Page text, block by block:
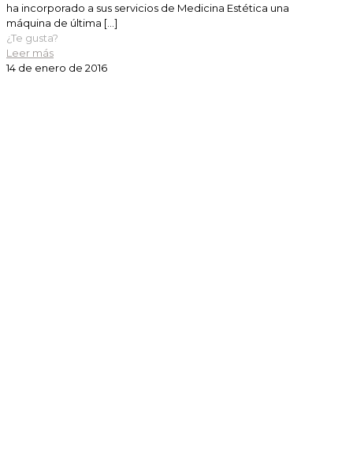
ha incorporado a sus servicios de Medicina Estética una
máquina de última […]
¿Te gusta?
Leer más
14 de enero de 2016